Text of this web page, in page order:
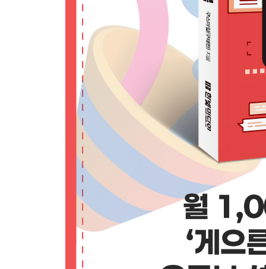
일단 유튜브 채널부터 만들자
캔바에서 채널 로고(사진) 만들기
캔바로 배너 이미지 만들기
채널에 로고(사진)와 배너 이미지 적용하기
[실천 노트] 구독 결정은 채널 홈 화면에서 좌우된다
LESSON 02 채널 개설 후 적용하면 유용한 채널
까먹기 전에 바로 설정하는 유튜브 채널 설정
[실천 노트] 연락처 정보와 구독 버튼 추가하기
LESSON 03 영상을 업로드할 때 이것만 챙겨도 노
[실천 노트] 유튜브 영상 태그 정말 필요 없을까?
[실천 노트] 유튜브 프리미어 기능으로 시청자와 소
LESSON 04 구독자 1,000명을 모았다면, 유튜브
유튜브 채널 수익화 조건